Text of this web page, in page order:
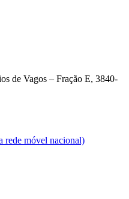
de Vagos – Fração E, 3840-
rede móvel nacional)